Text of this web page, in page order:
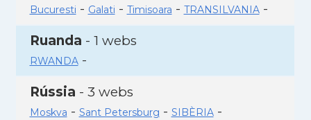
Bucuresti - Galati - Timisoara - TRANSILVANIA-
Ruanda - 1 webs
RWANDA-
Rússia - 3 webs
Moskva - Sant Petersburg - SIBÈRIA-